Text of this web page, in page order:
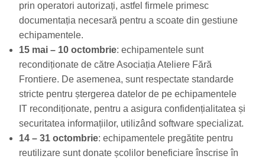
prin operatori autorizați, astfel firmele primesc
documentația necesară pentru a scoate din gestiune
echipamentele.
15 mai – 10 octombrie: echipamentele sunt
recondiționate de către Asociația Ateliere Fără
Frontiere. De asemenea, sunt respectate standarde
stricte pentru ștergerea datelor de pe echipamentele
IT recondiționate, pentru a asigura confidențialitatea și
securitatea informațiilor, utilizând software specializat.
14 – 31 octombrie: echipamentele pregătite pentru
reutilizare sunt donate școlilor beneficiare înscrise în